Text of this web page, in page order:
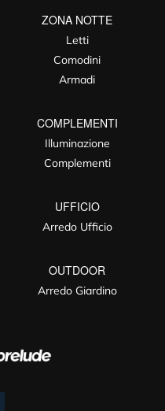
ZONA NOTTE
Letti
Comodini
Armadi
COMPLEMENTI
Illuminazione
Complementi
UFFICIO
Arredo Ufficio
OUTDOOR
Arredo Giardino